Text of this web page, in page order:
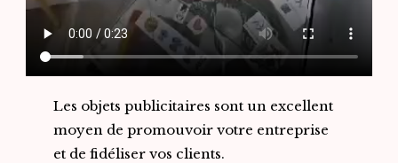
Les objets publicitaires sont un excellent
moyen de promouvoir votre entreprise
et de fidéliser vos clients.